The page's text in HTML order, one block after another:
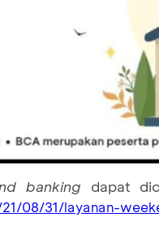
banking dapat
08/31/layanan-